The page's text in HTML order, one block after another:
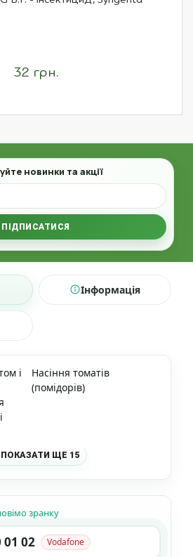
32 грн.
новинки та акції
ПІДПИСАТИСЯ
Інформація
і
Насіння томатів
(помідорів)
ПОКАЗАТИ ЩЕ 15
зранку
01 02 Vodafone